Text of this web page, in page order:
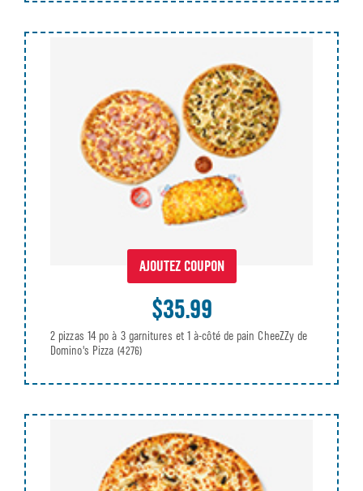
AJOUTEZ COUPON
$35.99
2 pizzas 14 po à 3 garnitures et 1 à-côté de pain CheeZZy de
Domino's Pizza (4276)